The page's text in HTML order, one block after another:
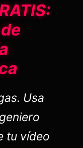
Usa
tu vídeo